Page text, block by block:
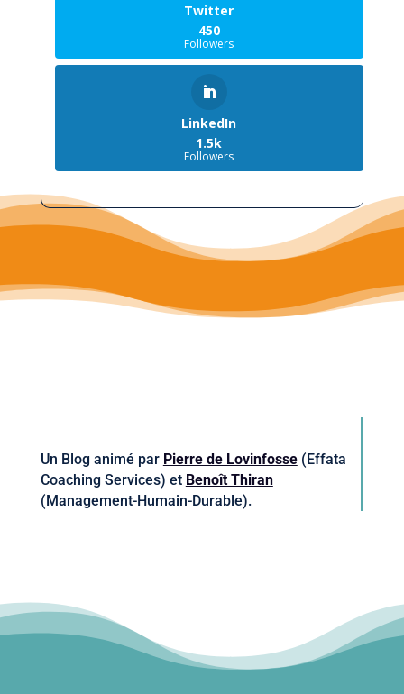
Twitter
450
Followers
LinkedIn
1.5k
Followers
Un Blog animé par Pierre de Lovinfosse(Effata
Coaching Services) et Benoît Thiran
(Management-Humain-Durable).